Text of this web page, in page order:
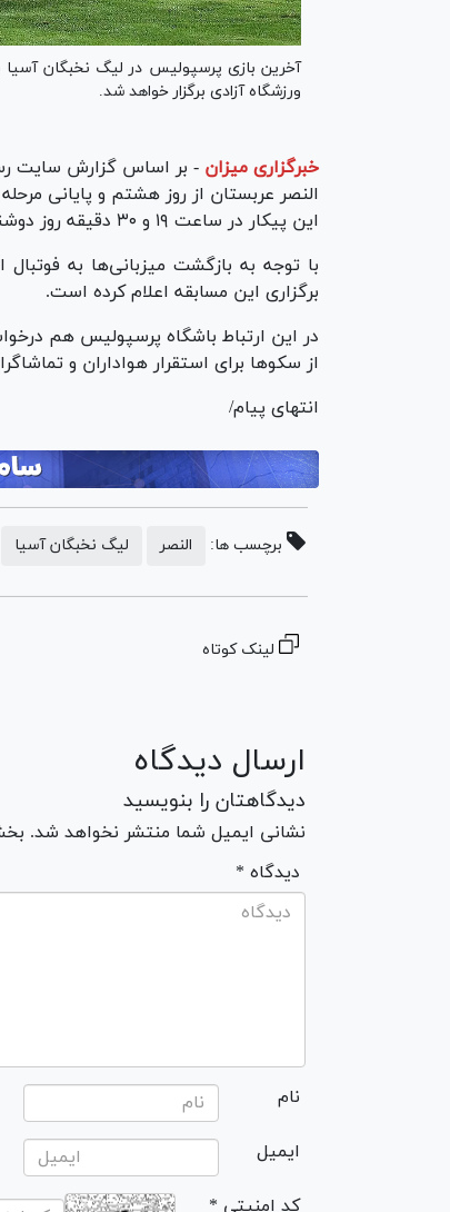
آخرین بازی پرسپولیس در لیگ نخبگان آسیا
ورزشگاه آزادی برگزار خواهد شد.
خبرگزاری میزان - بر اساس گزارش سایت
النصر عربستان از روز هشتم و پایانی
این پیکار در ساعت ۱۹ و ۳۰ دقیقه روز دوشنبه، ۲۹ بهمن آغاز خواهد شد.
با توجه به بازگشت میزبانی‌ها به فوتبال
برگزاری این مسابقه اعلام کرده است.
در این ارتباط باشگاه پرسپولیس هم
از سکو‌ها برای استقرار هواداران و
انتهای پیام/
برچسب ها: النصر لیگ نخبگان آسیا
لینک کوتاه
ارسال دیدگاه
دیدگاهتان را بنویسید
نشانی ایمیل شما منتشر نخواهد شد.
* دیدگاه
نام
ایمیل
* کد امنیتی